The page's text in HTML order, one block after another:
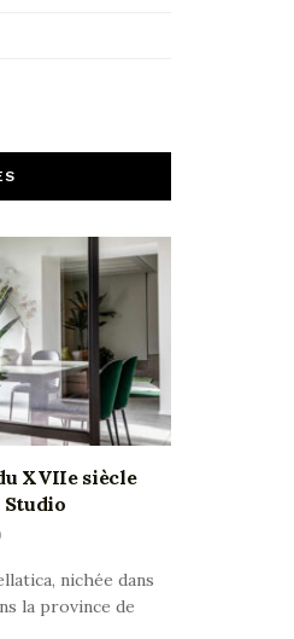
XVIIe siècle
Studio
nichée dans
la province de